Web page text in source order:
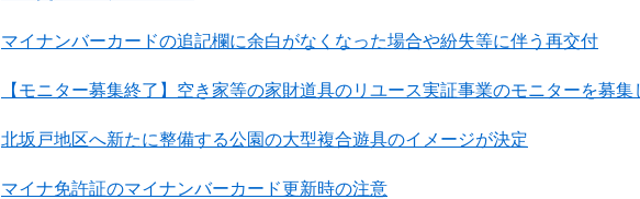
マイナンバーカードの追記欄に余白がなくなった場合や紛失等に伴う再交付
【モニター募集終了】空き家等の家財道具のリユース実証事業のモニターを募集
北坂戸地区へ新たに整備する公園の大型複合遊具のイメージが決定
マイナ免許証のマイナンバーカード更新時の注意